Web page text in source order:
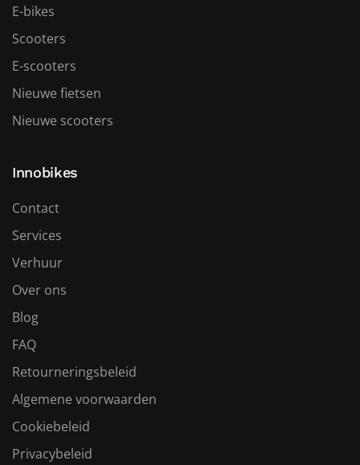
E-bikes
Scooters
E-scooters
Nieuwe fietsen
Nieuwe scooters
Innobikes
Contact
Services
Verhuur
Over ons
Blog
FAQ
Retourneringsbeleid
Algemene voorwaarden
Cookiebeleid
Privacybeleid